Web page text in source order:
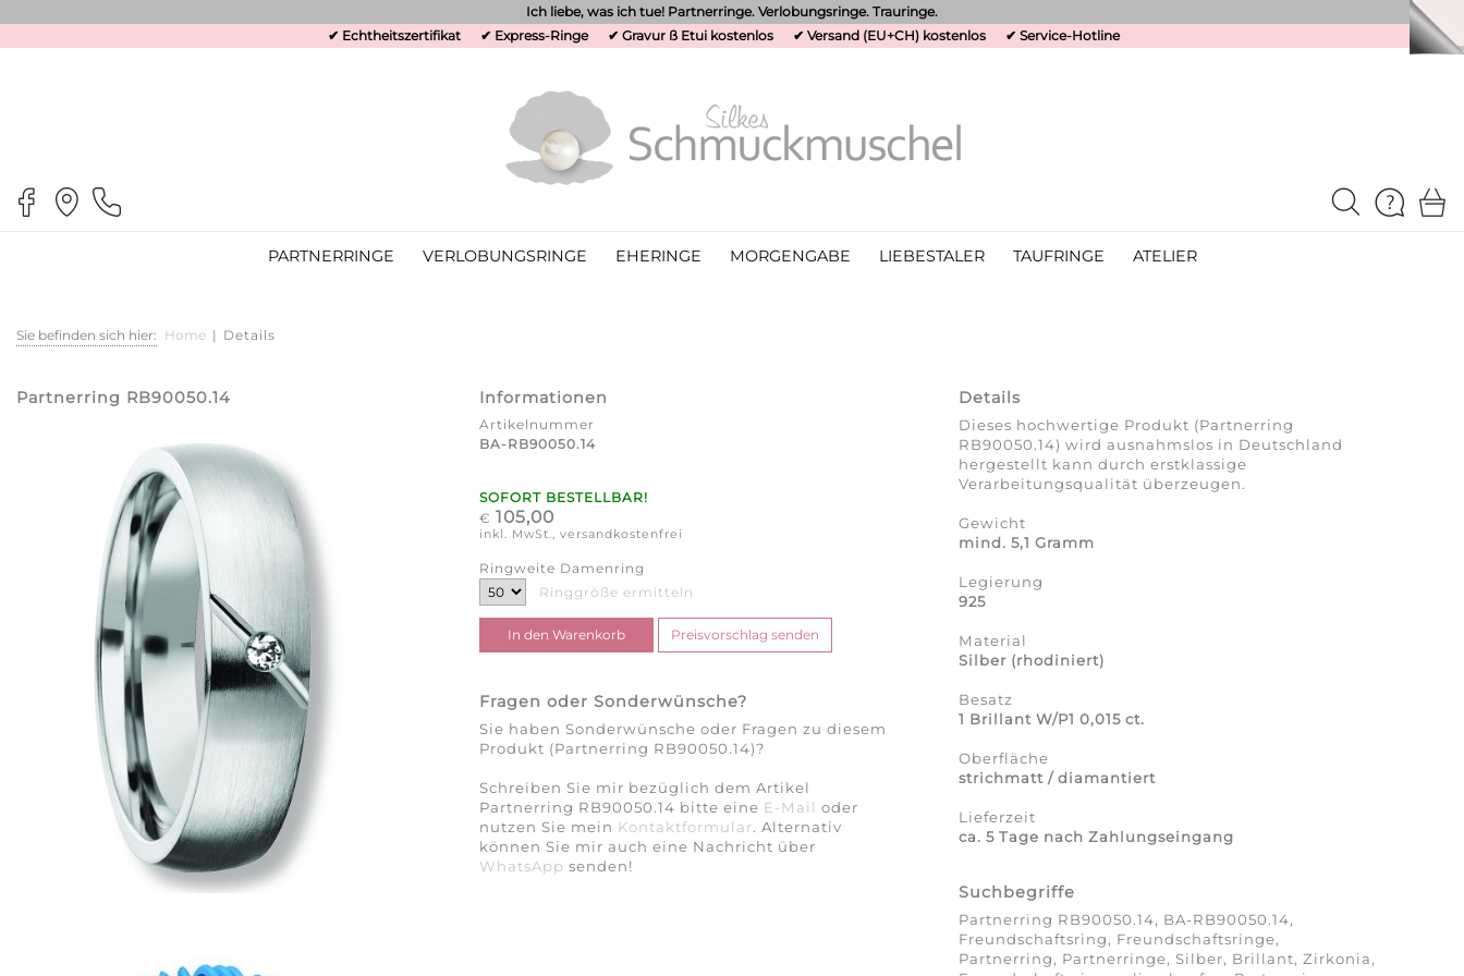
Ich liebe, was ich tue! Partnerringe. Verlobungsringe. Trauringe.
✔ Echtheitszertifikat
✔ Express-Ringe ✔ Gravur ß Etui kostenlos ✔ Versand (EU+CH) kostenlos ✔ Service-Hotline
PARTNERRINGE VERLOBUNGSRINGE EHERINGE MORGENGABE LIEBESTALER TAUFRINGE ATELIER
Sie befinden sich hier: Home | Details
Partnerring RB90050.14 Informationen
Artikelnummer
BA-RB90050.14
SOFORT BESTELLBAR!
€ 105,00
inkl. MwSt., versandkostenfrei
Ringweite Damenring
Ringgröße ermitteln
Fragen oder Sonderwünsche?
Sie haben Sonderwünsche oder Fragen zu diesem
Produkt (Partnerring RB90050.14)?
Schreiben Sie mir bezüglich dem Artikel
Partnerring RB90050.14 bitte eine E-Mail oder
nutzen Sie mein Kontaktformular. Alternativ
können Sie mir auch eine Nachricht über
WhatsApp senden!
Details
Dieses hochwertige Produkt (Partnerring
RB90050.14) wird ausnahmslos in Deutschland
hergestellt kann durch erstklassige
Verarbeitungsqualität überzeugen.
Gewicht
mind. 5,1 Gramm
Legierung
925
Material
Silber (rhodiniert)
Besatz
1 Brillant W/P1 0,015 ct.
Oberfläche
strichmatt / diamantiert
Lieferzeit
ca. 5 Tage nach Zahlungseingang
Suchbegriffe
Partnerring RB90050.14, BA-RB90050.14,
Freundschaftsring, Freundschaftsringe,
Partnerring, Partnerringe, Silber, Brillant, Zirkonia,